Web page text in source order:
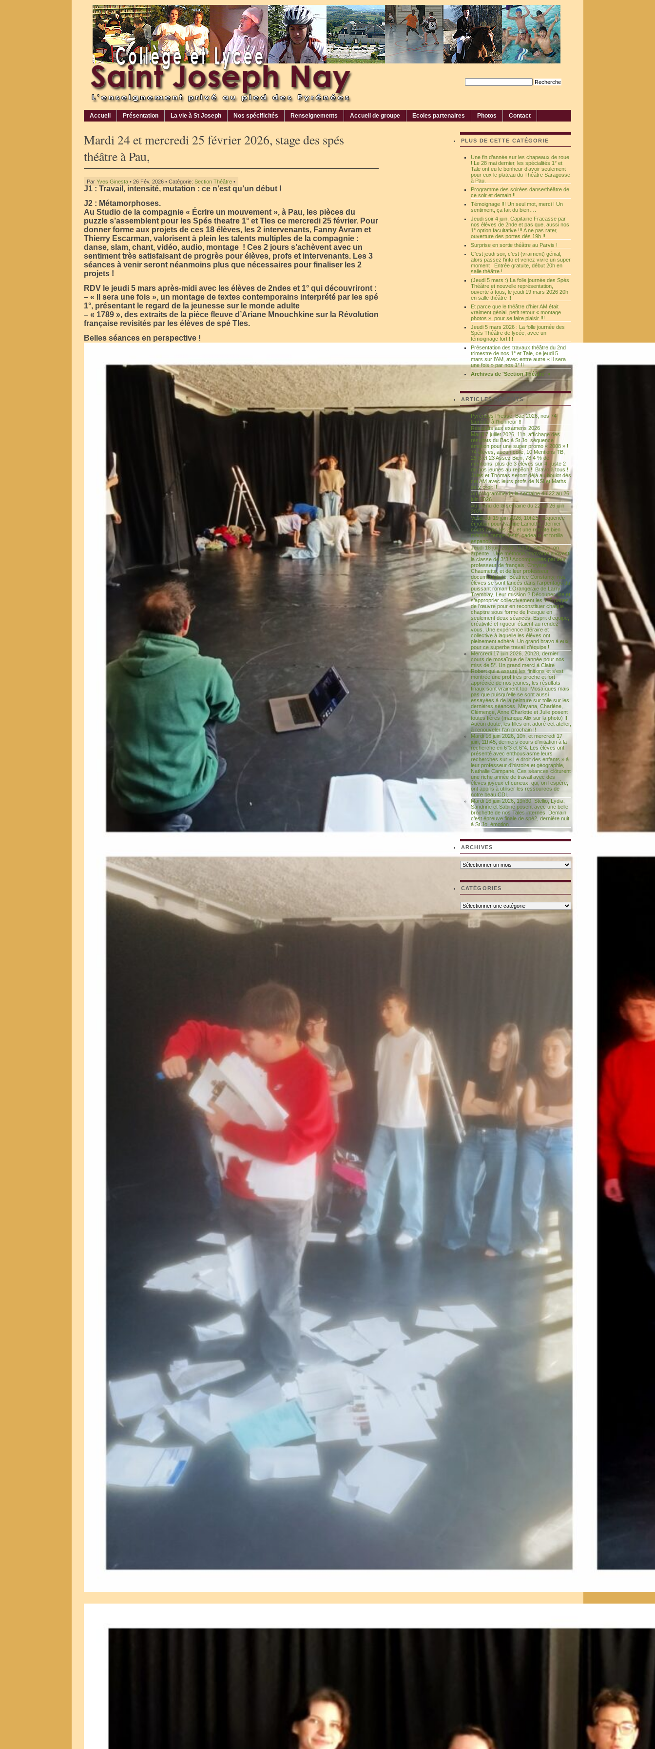
Accueil Présentation La vie à St Joseph Nos spécificités Renseignements Accueil de groupe Ecoles partenaires Photos Contact
Mardi 24 et mercredi 25 février 2026, stage des spés
théâtre à Pau,
Par Yves Ginesta • 26 Fév, 2026 • Catégorie: Section Théâtre •
J1 : Travail, intensité, mutation : ce n’est qu’un début !
J2 : Métamorphoses.
Au Studio de la compagnie « Écrire un mouvement », à Pau, les pièces du
puzzle s’assemblent pour les Spés theatre 1° et Tles ce mercredi 25 février. Pour
donner forme aux projets de ces 18 élèves, les 2 intervenants, Fanny Avram et
Thierry Escarman, valorisent à plein les talents multiples de la compagnie :
danse, slam, chant, vidéo, audio, montage ! Ces 2 jours s’achèvent avec un
sentiment très satisfaisant de progrès pour élèves, profs et intervenants. Les 3
séances à venir seront néanmoins plus que nécessaires pour finaliser les 2
projets !
RDV le jeudi 5 mars après-midi avec les élèves de 2ndes et 1° qui découvriront :
– « Il sera une fois », un montage de textes contemporains interprété par les spé
1°, présentant le regard de la jeunesse sur le monde adulte
– « 1789 », des extraits de la pièce fleuve d’Ariane Mnouchkine sur la Révolution
française revisités par les élèves de spé Tles.
Belles séances en perspective !
PLUS DE CETTE CATÉGORIE
Une fin d’année sur les chapeaux de roue
! Le 28 mai dernier, les spécialités 1° et
Tale ont eu le bonheur d’avoir seulement
pour eux le plateau du Théâtre Saragosse
à Pau.
Programme des soirées danse/théâtre de
ce soir et demain !!
Témoignage !!! Un seul mot, merci ! Un
sentiment, ça fait du bien….
Jeudi soir 4 juin, Capitaine Fracasse par
nos élèves de 2nde et pas que, aussi nos
1° option facultative !!! A ne pas rater,
ouverture des portes dès 19h !!
Surprise en sortie théâtre au Parvis !
C’est jeudi soir, c’est (vraiment) génial,
alors passez l’info et venez vivre un super
moment ! Entrée gratuite, début 20h en
salle théâtre !
(Jeudi 5 mars :) La folle journée des Spés
Théâtre et nouvelle représentation,
ouverte à tous, le jeudi 19 mars 2026 20h
en salle théâtre !!
Et parce que le théâtre d’hier AM était
vraiment génial, petit retour « montage
photos », pour se faire plaisir !!!
Jeudi 5 mars 2026 : La folle journée des
Spés Théâtre de lycée, avec un
témoignage fort !!!
Présentation des travaux théâtre du 2nd
trimestre de nos 1° et Tale, ce jeudi 5
mars sur l’AM, avec entre autre « Il sera
une fois » par nos 1° !!
Archives de 'Section Théâtre' »
ARTICLES RÉCENTS
Pyrénées Presse, Bac 2026, nos 74
lauréats à l’honneur !!
Résultats aux examens 2026
Mardi 7 juillet 2026, 11h, affichage des
résultats du Bac à St Jo, séquence
émotion pour une super promo « 2008 » !
74 élèves, aucun collé, 10 Mentions TB,
25 B et 23 Assez Bien, 78.4 % de
mentions, plus de 3 élèves sur 4, juste 2
de nos jeunes au repêch !! Bravo à tous !
Jules et Thomas seront déjà au boulot dès
cet AM avec leurs profs de NSI et Maths,
on y croit !!
Au programme de la semaine du 22 au 26
juin 2026
Au menu de la semaine du 22 au 26 juin
2026
Vendredi 19 juin 2026, 10h25, séquence
émotion pour Nadine Lamothe, dernier
cours avec les 3°1 et une retraite bien
méritée, temps festif, cadeaux et tortilla
espanola…..
Jeudi 18 juin 2026, 11h30, Silence, on
arpente ! Une méthode innovante a investi
la classe de 3°3 ! Accompagnés par leur
professeur de français, Chrystel
Chaumette, et de leur professeur
documentaliste, Béatrice Constanty, nos
élèves se sont lancés dans l’arpentage du
puissant roman L’Orangeraie de Larry
Tremblay. Leur mission ? Découper, lire et
s’approprier collectivement les 145 pages
de l’œuvre pour en reconstituer chaque
chapitre sous forme de fresque en
seulement deux séances. Esprit d’équipe,
créativité et rigueur étaient au rendez-
vous. Une expérience littéraire et
collective à laquelle les élèves ont
pleinement adhéré. Un grand bravo à eux
pour ce superbe travail d’équipe !
Mercredi 17 juin 2026, 20h28, dernier
cours de mosaïque de l’année pour nos
miss de 5°. Un grand merci à Claire
Robert qui a assuré les finitions et s’est
montrée une prof très proche et fort
appréciée de nos jeunes, les résultats
finaux sont vraiment top. Mosaïques mais
pas que puisqu’elle se sont aussi
essayées à de la peinture sur toile sur les
dernières séances. Mayana, Charlène,
Clémence, Anne Charlotte et Julie posent
toutes fières (manque Alix sur la photo) !!!
Aucun doute, les filles ont adoré cet atelier,
à renouveler l’an prochain !!
Mardi 16 juin 2026, 10h, et mercredi 17
juin, 11h45, derniers cours d’initiation à la
recherche en 6°3 et 6°4. Les élèves ont
présenté avec enthousiasme leurs
recherches sur « Le droit des enfants » à
leur professeur d’histoire et géographie,
Nathalie Campané. Ces séances clôturent
une riche année de travail avec des
élèves joyeux et curieux, qui, on l’espère,
ont appris à utiliser les ressources de
notre beau CDI.
Mardi 16 juin 2026, 19h30, Stellio, Lydia,
Sandrine et Sabine posent avec une belle
brochette de nos Tales internes. Demain
c’est épreuve finale de spé2, dernière nuit
à St Jo, émotion !
ARCHIVES
Archives
CATÉGORIES
Catégories